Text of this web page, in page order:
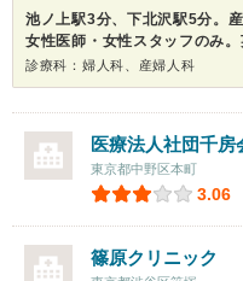
池ノ上駅3分、下北沢駅5分。
女性医師・女性スタッフのみ
診療科：婦人科、産婦人科
医療法人社団千房
東京都中野区本町
3.06
篠原クリニック